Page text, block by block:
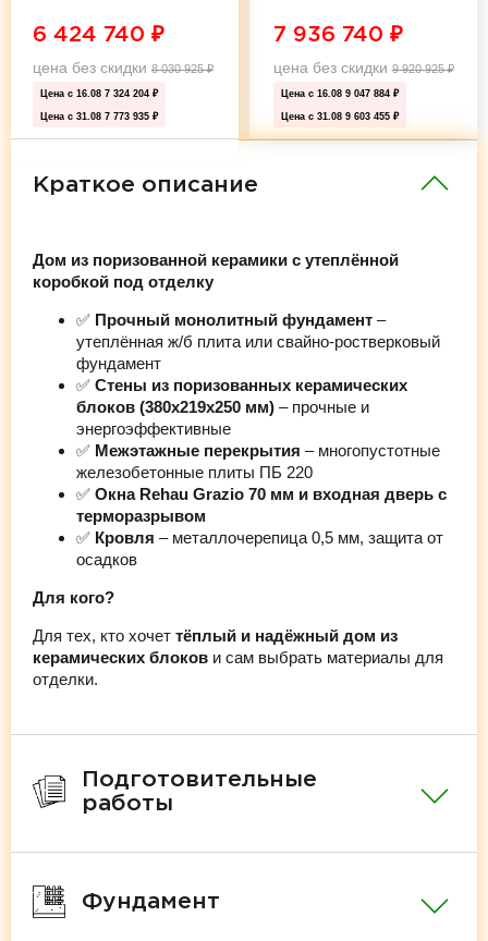
6 424 740 ₽
цена без скидки 8 030 925₽
Цена с 16.08 7 324 204 ₽
Цена с 31.08 7 773 935 ₽
7 936 740 ₽
цена без скидки9 920 925₽
Цена с 16.08 9 047 884 ₽
Цена с 31.08 9 603 455 ₽
Краткое описание
Дом из поризованной керамики с утеплённой
коробкой под отделку
✅ Прочный монолитный фундамент –
утеплённая ж/б плита или свайно-ростверковый
фундамент
✅ Стены из поризованных керамических
блоков (380х219х250 мм) – прочные и
энергоэффективные
✅ Межэтажные перекрытия – многопустотные
железобетонные плиты ПБ 220
✅ Окна Rehau Grazio 70 мм и входная дверь с
терморазрывом
✅ Кровля – металлочерепица 0,5 мм, защита от
осадков
Для кого?
Для тех, кто хочет тёплый и надёжный дом из
керамических блоков и сам выбрать материалы для
отделки.
Подготовительные
работы
Фундамент